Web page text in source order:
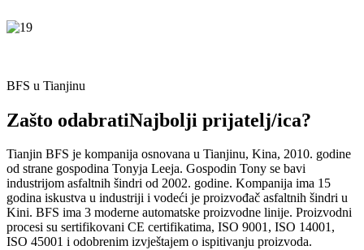
BFS u Tianjinu
Zašto odabratiNajbolji prijatelj/ica?
Tianjin BFS je kompanija osnovana u Tianjinu, Kina, 2010. godine
od strane gospodina Tonyja Leeja. Gospodin Tony se bavi
industrijom asfaltnih šindri od 2002. godine. Kompanija ima 15
godina iskustva u industriji i vodeći je proizvođač asfaltnih šindri u
Kini. BFS ima 3 moderne automatske proizvodne linije. Proizvodni
procesi su sertifikovani CE certifikatima, ISO 9001, ISO 14001,
ISO 45001 i odobrenim izvještajem o ispitivanju proizvoda.